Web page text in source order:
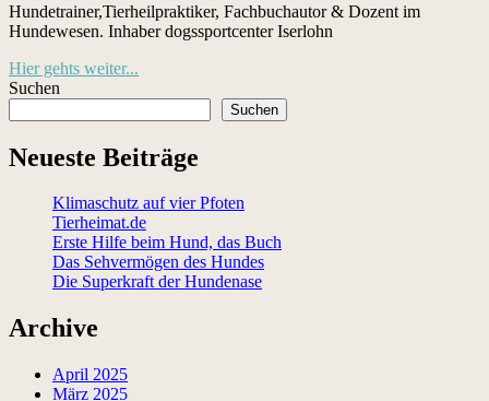
Hundetrainer,Tierheilpraktiker, Fachbuchautor & Dozent im
Hundewesen. Inhaber dogssportcenter Iserlohn
Hier gehts weiter...
Suchen
Suchen
Neueste Beiträge
Klimaschutz auf vier Pfoten
Tierheimat.de
Erste Hilfe beim Hund, das Buch
Das Sehvermögen des Hundes
Die Superkraft der Hundenase
Archive
April 2025
März 2025